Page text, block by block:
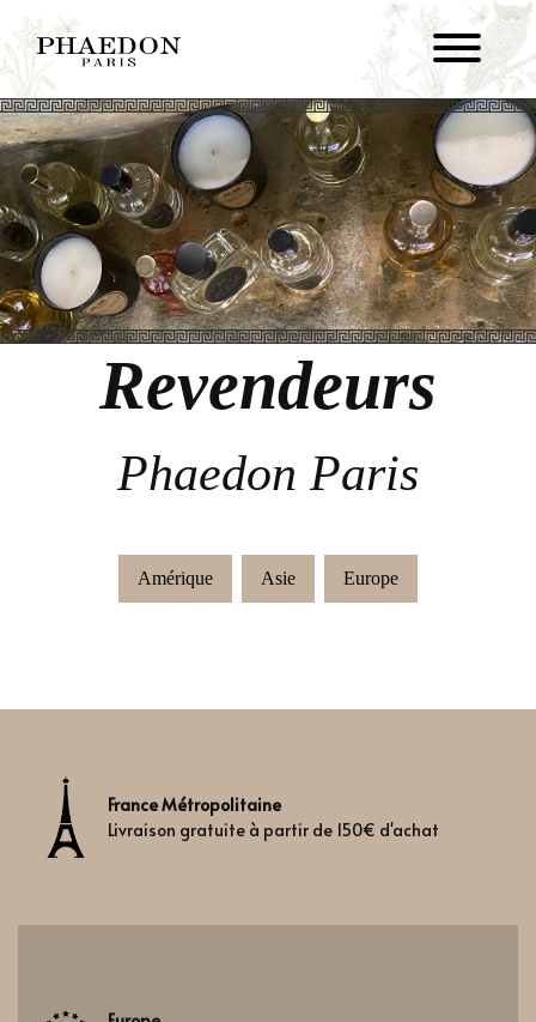
Revendeurs
Phaedon Paris
Amérique Asie Europe
France Métropolitaine
Livraison gratuite à partir de 150€ d'achat